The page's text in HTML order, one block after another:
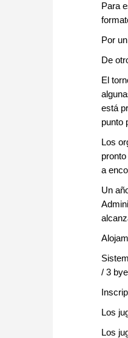
Para
Por
De
El
está
punto
Los
a
Un
/ 3
Los
Los